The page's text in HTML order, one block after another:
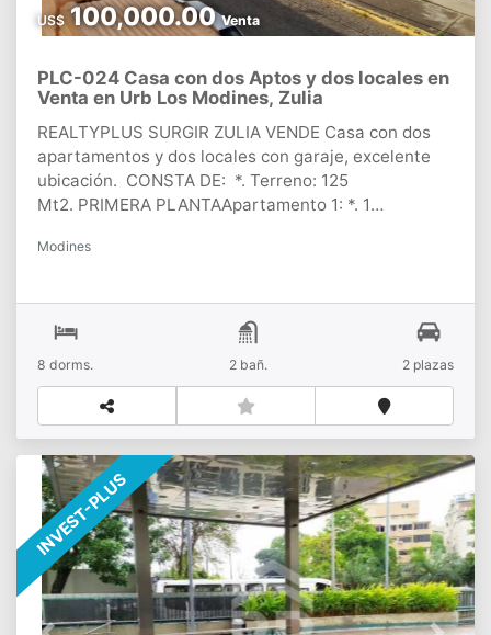
PLC-024 Casa con dos Aptos y dos locales en
Venta en Urb Los Modines, Zulia
REALTYPLUS SURGIR ZULIA VENDE Casa con dos
apartamentos y dos locales con garaje, excelente
ubicación. CONSTA DE: *. Terreno: 125
Mt2. PRIMERA PLANTAApartamento 1: *. 1
remodelar *. 2 Dormitorios*. Área de
cerámica Apartamento 2: *. 1
Dormitorio *. Sala *. Comedor *.
Cocina con mesón de cemento *. Piso de
cerámica *. Techo de platabanda *.
Lavandería *. Garaje
NEGOCIABLE!!!!CONTACTANOS!!!!
US$100,000.00Venta
Modines
8 dorms. 2 bañ. 2 plazas
INVEST-PLUS